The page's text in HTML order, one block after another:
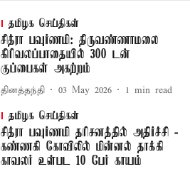
தமிழக செய்திகள்
சித்ரா பவுர்ணமி: திருவண்ணாமலை
கிரிவலப்பாதையில் 300 டன்
குப்பைகள் அகற்றம்
தினத்தந்தி 03 May 2026 1 min read
தமிழக செய்திகள்
சித்ரா பவுர்ணமி தரிசனத்தில் அதிர்ச்சி -
கண்ணகி கோவிலில் மின்னல் தாக்கி
காவலர் உள்பட 10 பேர் காயம்